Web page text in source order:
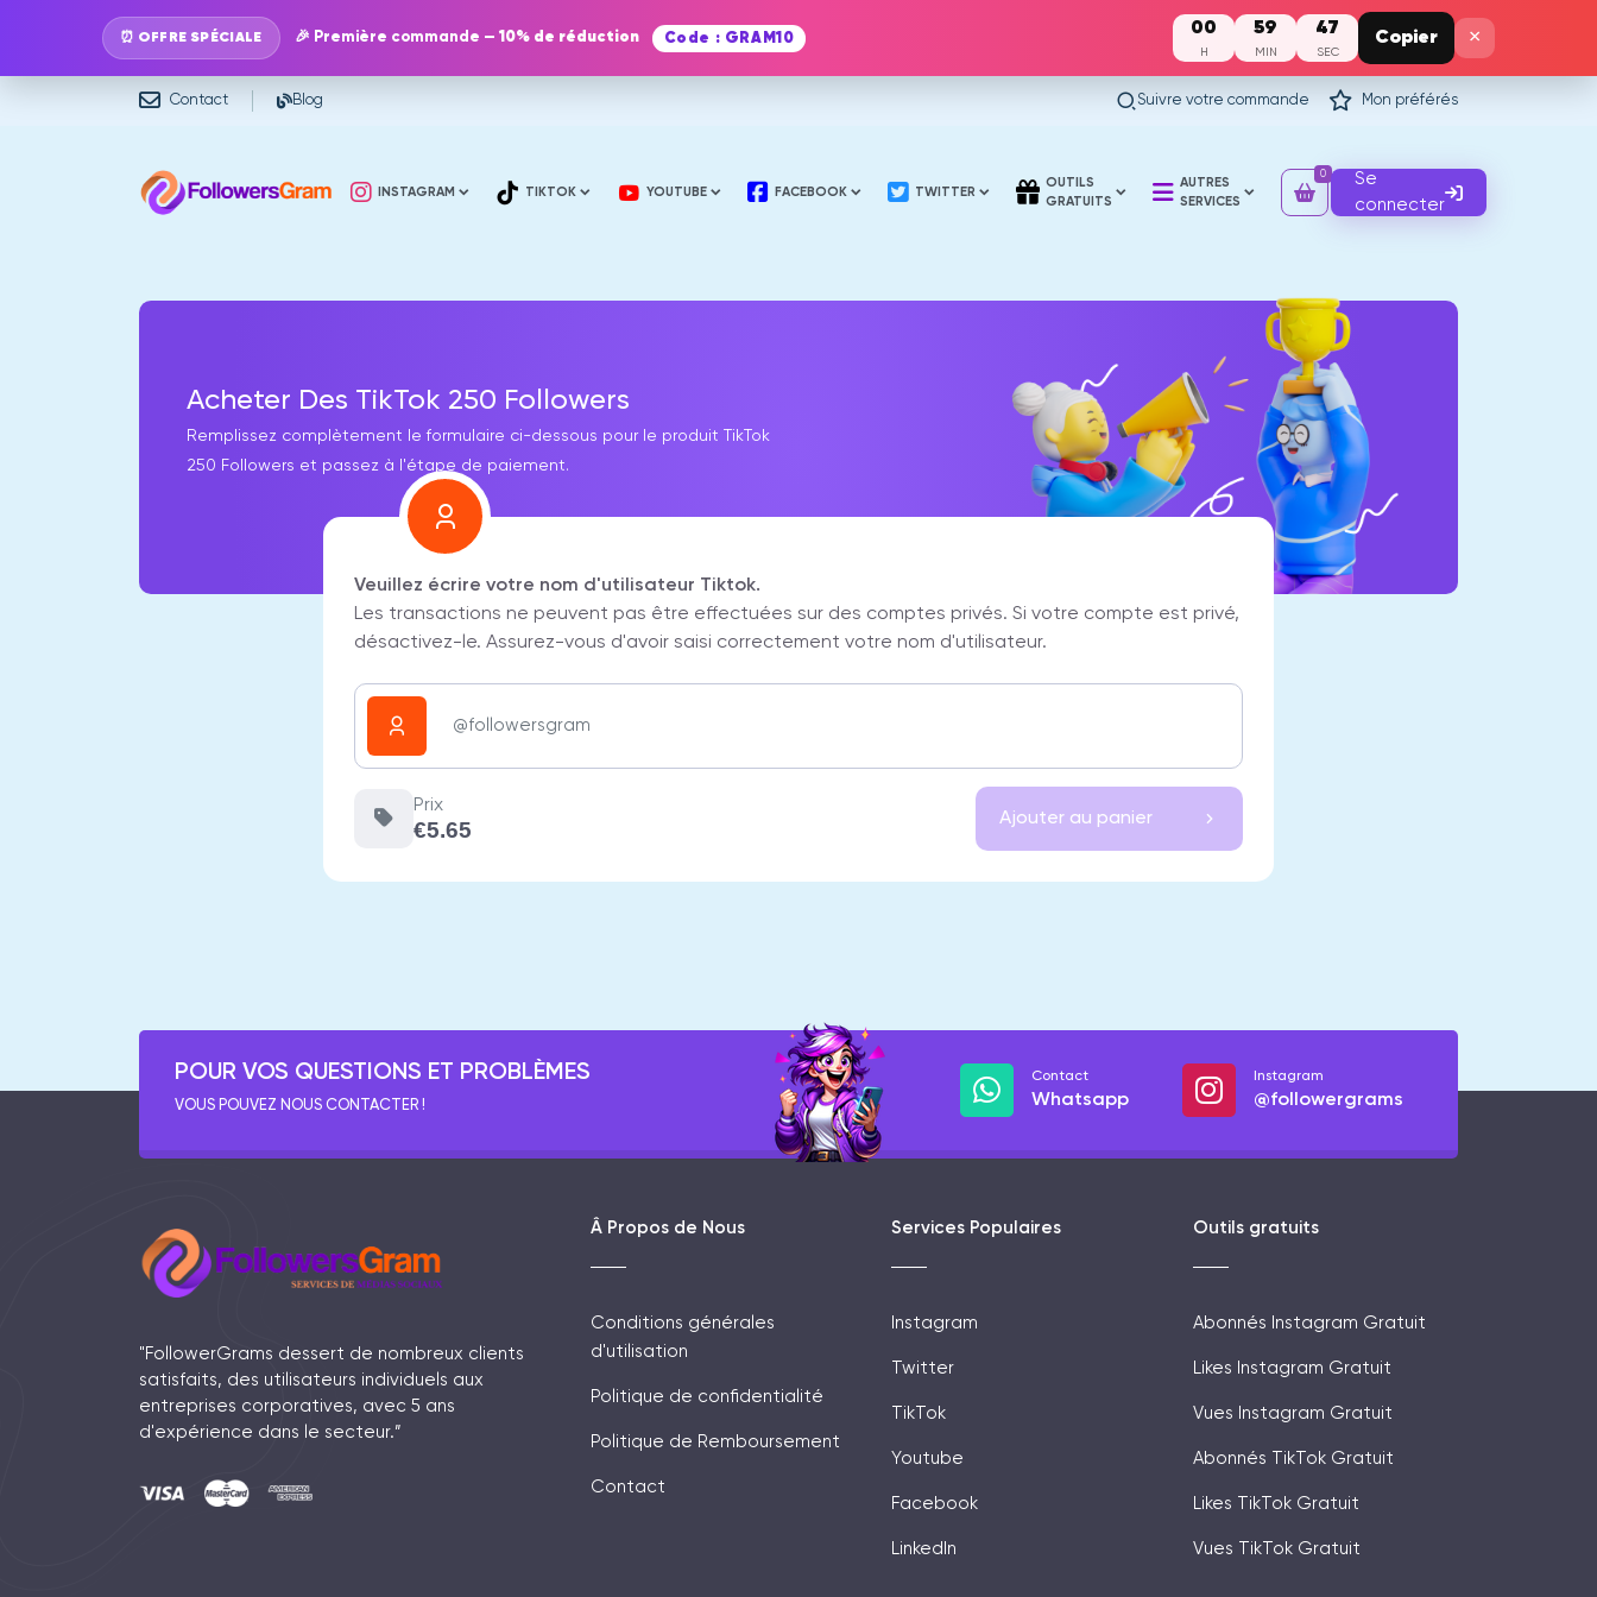
⏰ OFFRE SPÉCIALE 🎉 Première commande — 10% de réduction Code : GRAM10 00
H
59
MIN
46
SEC
Copier ×
Contact Blog Suivre votre commande Mon préférés
INSTAGRAM TIKTOK YOUTUBE FACEBOOK TWITTER
OUTILS
GRATUITS
AUTRES
SERVICES
0
Se
connecter
Acheter Des TikTok 250 Followers
Remplissez complètement le formulaire ci-dessous pour le produit TikTok
250 Followers et passez à l'étape de paiement.
Veuillez écrire votre nom d'utilisateur Tiktok.
Les transactions ne peuvent pas être effectuées sur des comptes privés. Si votre compte est privé,
désactivez-le. Assurez-vous d'avoir saisi correctement votre nom d'utilisateur.
Prix
€5.65 Ajouter au panier
POUR VOS QUESTIONS ET PROBLÈMES
VOUS POUVEZ NOUS CONTACTER !
Contact
Whatsapp
Instagram
@followergrams
"FollowerGrams dessert de nombreux clients
satisfaits, des utilisateurs individuels aux
entreprises corporatives, avec 5 ans
d'expérience dans le secteur.”
Â Propos de Nous
Conditions générales
d'utilisation
Politique de confidentialité
Politique de Remboursement
Contact
Services Populaires
Instagram
Twitter
TikTok
Youtube
Facebook
LinkedIn
Outils gratuits
Abonnés Instagram Gratuit
Likes Instagram Gratuit
Vues Instagram Gratuit
Abonnés TikTok Gratuit
Likes TikTok Gratuit
Vues TikTok Gratuit